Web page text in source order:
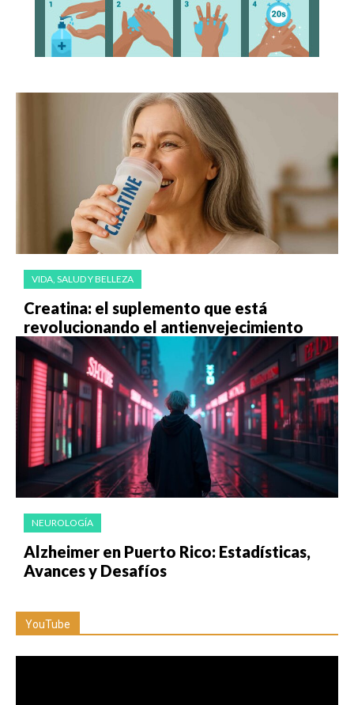
VIDA, SALUD Y BELLEZA
Creatina: el suplemento que está
revolucionando el antienvejecimiento
NEUROLOGÍA
Alzheimer en Puerto Rico: Estadísticas,
Avances y Desafíos
YouTube